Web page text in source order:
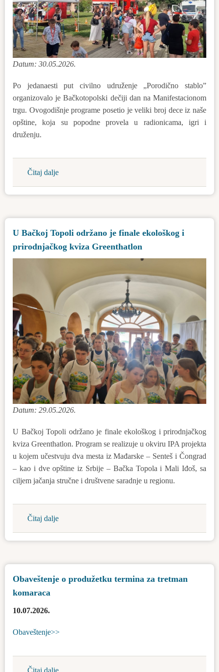
Datum: 30.05.2026.
Po jedanaesti put civilno udruženje „Porodično stablo”
organizovalo je Bačkotopolski dečiji dan na Manifestacionom
trgu. Ovogodišnje programe posetio je veliki broj dece iz naše
opštine, koja su popodne provela u radionicama, igri i
druženju.
Čitaj dalje
11.
Bačkotopolski
U Bačkoj Topoli održano je finale ekološkog i
prirodnjačkog kviza Greenthatlon
Datum: 29.05.2026.
U Bačkoj Topoli održano je finale ekološkog i prirodnjačkog
kviza Greenthatlon. Program se realizuje u okviru IPA projekta
u kojem učestvuju dva mesta iz Mađarske – Senteš i Čongrad
– kao i dve opštine iz Srbije – Bačka Topola i Mali Iđoš, sa
ciljem jačanja stručne i društvene saradnje u regionu.
Čitaj dalje
U
Bačkoj
je
Obaveštenje o produžetku termina za tretman
komaraca
10.07.2026.
Obaveštenje>>
Čitaj dalje